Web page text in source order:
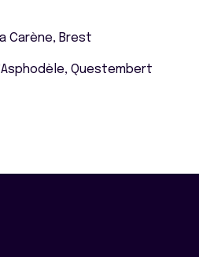
Carène, Brest
Questembert